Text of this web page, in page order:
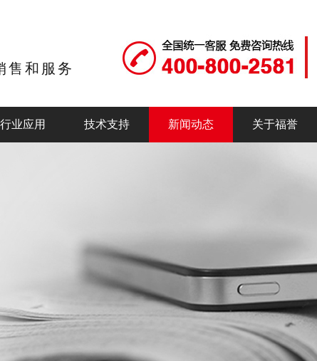
售和服务
行业应用 技术支持 新闻动态 关于福誉